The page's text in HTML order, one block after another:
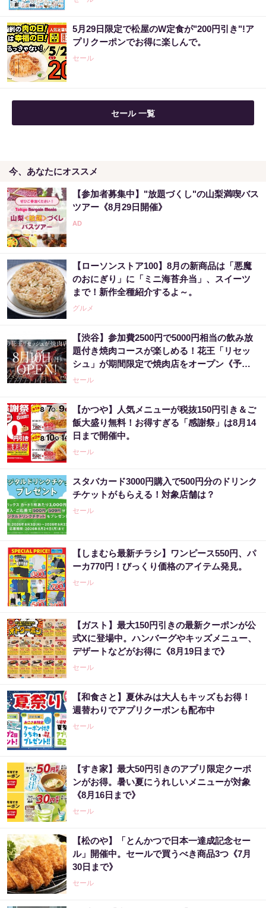
5月29日限定で松屋のW定食が"200円引き"!ア
プリクーポンでお得に楽しんで。
セール
セール 一覧
今、あなたにオススメ
【参加者募集中】"放題づくし"の山梨満喫バス
ツアー《8月29日開催》
【ローソンストア100】8月の新商品は「悪魔
のおにぎり」に「ミニ海苔弁当」、スイーツ
まで！新作全種紹介するよ～。
グルメ
【渋谷】参加費2500円で5000円相当の飲み放
題付き焼肉コースが楽しめる！花王「リセッ
シュ」が期間限定で焼肉店をオープン《予約
受付中》
セール
【かつや】人気メニューが税抜150円引き＆ご
飯大盛り無料！お得すぎる「感謝祭」は8月14
日まで開催中。
セール
スタバカード3000円購入で500円分のドリンク
チケットがもらえる！対象店舗は？
セール
【しまむら最新チラシ】ワンピース550円、パ
ーカ770円！びっくり価格のアイテム発見。
セール
【ガスト】最大150円引きの最新クーポンが公
式Xに登場中。ハンバーグやキッズメニュー、
デザートなどがお得に《8月19日まで》
セール
【和食さと】夏休みは大人もキッズもお得！
週替わりでアプリクーポンも配布中
セール
【すき家】最大50円引きのアプリ限定クーポ
ンがお得。暑い夏にうれしいメニューが対象
《8月16日まで》
セール
【松のや】「とんかつで日本一達成記念セー
ル」開催中。セールで買うべき商品3つ《7月
30日まで》
セール